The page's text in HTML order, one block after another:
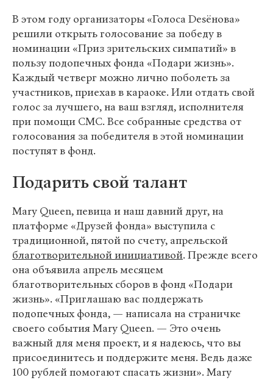
В этом году организаторы «Голоса Dеsёнова»
решили открыть голосование за победу в
номинации «Приз зрительских симпатий» в
пользу подопечных фонда «Подари жизнь».
Каждый четверг можно лично поболеть за
участников, приехав в караоке. Или отдать свой
голос за лучшего, на ваш взгляд, исполнителя
при помощи СМС. Все собранные средства от
голосования за победителя в этой номинации
поступят в фонд.
Подарить свой талант
Mary Queen, певица и наш давний друг, на
платформе «Друзей фонда» выступила с
традиционной, пятой по счету, апрельской
благотворительной инициативой. Прежде всего
она объявила апрель месяцем
благотворительных сборов в фонд «Подари
жизнь». «Приглашаю вас поддержать
подопечных фонда, — написала на страничке
своего события Mary Queen. — Это очень
важный для меня проект, и я надеюсь, что вы
присоединитесь и поддержите меня. Ведь даже
100 рублей помогают спасать жизни». Mary